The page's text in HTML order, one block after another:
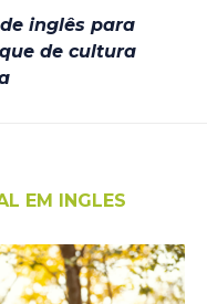
inglês para
de cultura
EM INGLES